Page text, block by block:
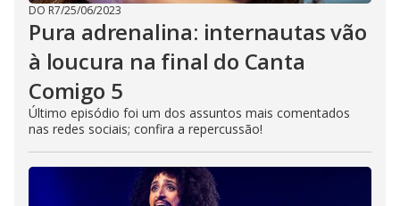
DO R7/25/06/2023
Pura adrenalina: internautas vão
à loucura na final do Canta
Comigo 5
Último episódio foi um dos assuntos mais comentados
nas redes sociais; confira a repercussão!